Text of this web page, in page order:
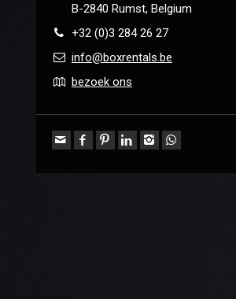
B-2840 Rumst, Belgium
+32 (0)3 284 26 27
info@boxrentals.be
bezoek ons